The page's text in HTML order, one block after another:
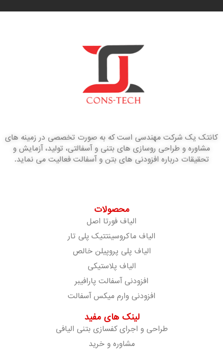
کانتک یک شرکت مهندسی است که به صورت تخصصی در زمینه های
مشاوره و طراحی روسازی های بتنی و آسفالتی، تولید، آزمایش و
تحقیقات درباره افزودنی های بتن و آسفالت فعالیت می نماید.
محصولات
الیاف فورتا اصل
الیاف ماکروسینتتیک پلی تار
الیاف پلی پروپیلن خالص
الیاف پلاستیکی
افزودنی آسفالت پارافیبر
افزودنی وارم میکس آسفالت
لینک های مفید
طراحی و اجرای کفسازی بتنی الیافی
مشاوره و خرید